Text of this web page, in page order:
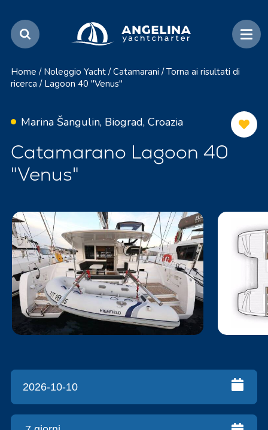
Home / Noleggio Yacht / Catamarani / Torna ai risultati di
ricerca / Lagoon 40 "Venus"
Marina Šangulin, Biograd, Croazia
Catamarano Lagoon 40
"Venus"